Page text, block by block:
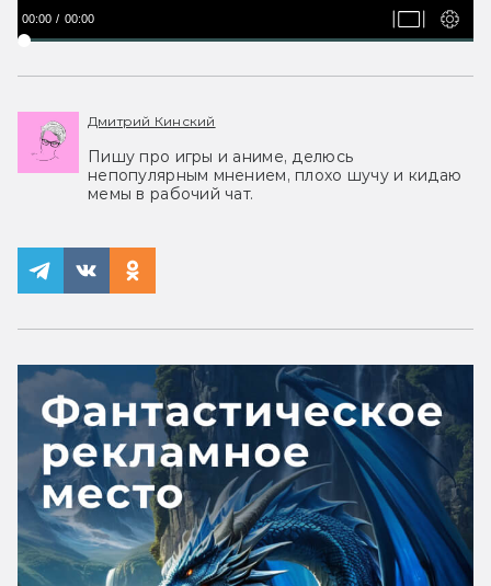
00:00 00:00
Дмитрий Кинский
Пишу про игры и аниме, делюсь
непопулярным мнением, плохо шучу и кидаю
мемы в рабочий чат.